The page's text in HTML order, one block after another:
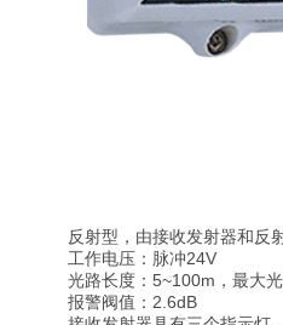
反射型，由接收发射器和反
工作电压：脉冲24V
光路长度：5~100m，最大光
报警阀值：2.6dB